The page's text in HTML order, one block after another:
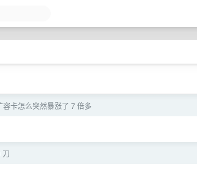
卡怎么突然暴涨了 7 倍多
刀